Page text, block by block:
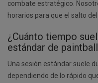
combate estratégico.
horarios para que el salto
¿Cuánto tiempo
estándar de
Una sesión estándar suele
dependiendo de lo rápido